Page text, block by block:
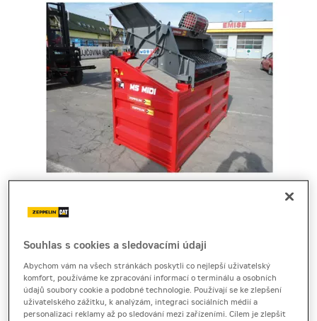
Cena za pronájem
1 - 22 dnů
2 830 Kč bez DPH
3 424 Kč s DPH
Souhlas s cookies a sledovacími údaji
Abychom vám na všech stránkách poskytli co nejlepší uživatelský
komfort, používáme ke zpracování informací o terminálu a osobních
údajů soubory cookie a podobné technologie. Používají se ke zlepšení
uživatelského zážitku, k analýzám, integraci sociálních médií a
personalizaci reklamy až po sledování mezi zařízeními. Cílem je zlepšit